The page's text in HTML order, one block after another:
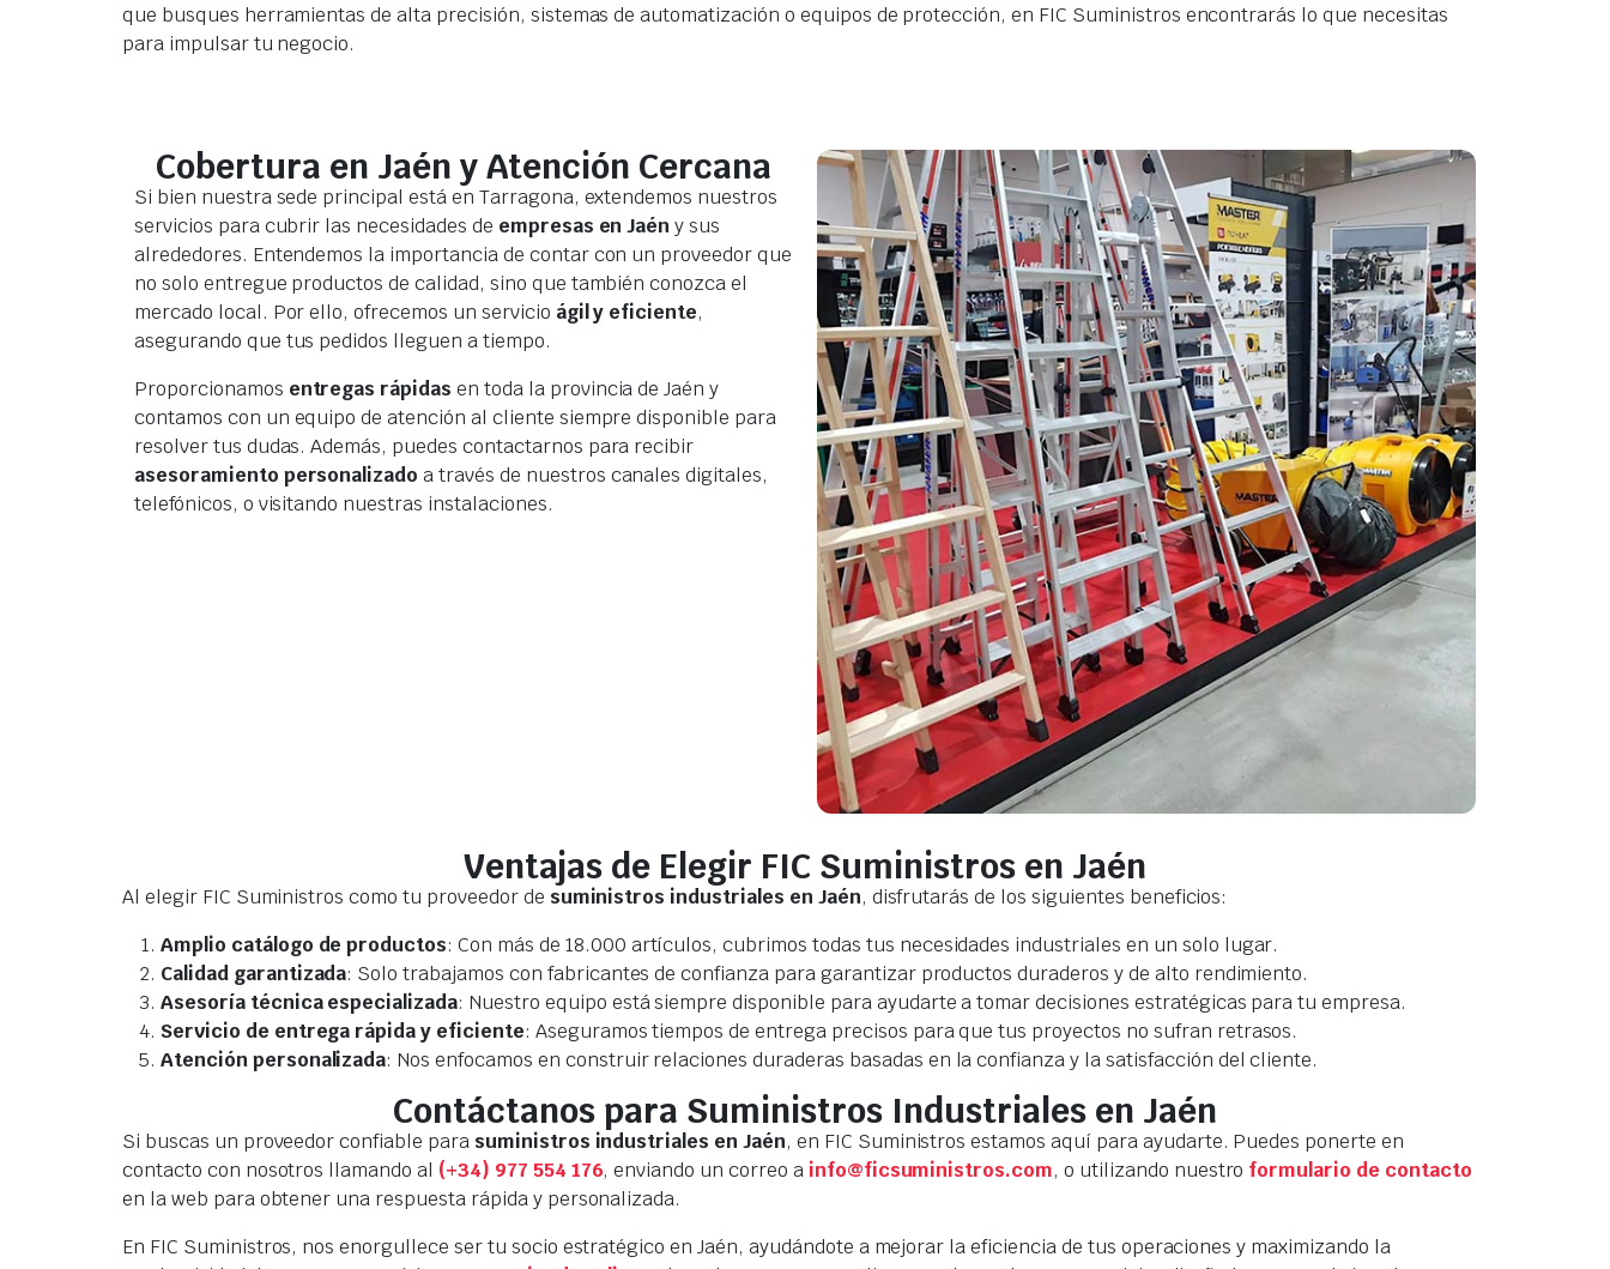
que busques herramientas de alta precisión, sistemas de automatización o equipos de protección, en FIC Suministros encontrarás lo que necesitas
para impulsar tu negocio.
Cobertura en Jaén y Atención Cercana
Si bien nuestra sede principal está en Tarragona, extendemos nuestros
servicios para cubrir las necesidades de empresas en Jaény sus
alrededores. Entendemos la importancia de contar con un proveedor que
no solo entregue productos de calidad, sino que también conozca el
mercado local. Por ello, ofrecemos un servicio ágil y eficiente,
asegurando que tus pedidos lleguen a tiempo.
Proporcionamos entregas rápidas en toda la provincia de Jaén y
contamos con un equipo de atención al cliente siempre disponible para
resolver tus dudas. Además, puedes contactarnos para recibir
asesoramiento personalizado a través de nuestros canales digitales,
telefónicos, o visitando nuestras instalaciones.
Ventajas de Elegir FIC Suministros en Jaén
Al elegir FIC Suministros como tu proveedor de suministros industriales en Jaén, disfrutarás de los siguientes beneficios:
Amplio catálogo de productos: Con más de 18.000 artículos, cubrimos todas tus necesidades industriales en un solo lugar.
Calidad garantizada: Solo trabajamos con fabricantes de confianza para garantizar productos duraderos y de alto rendimiento.
Asesoría técnica especializada: Nuestro equipo está siempre disponible para ayudarte a tomar decisiones estratégicas para tu empresa.
Servicio de entrega rápida y eficiente: Aseguramos tiempos de entrega precisos para que tus proyectos no sufran retrasos.
Atención personalizada: Nos enfocamos en construir relaciones duraderas basadas en la confianza y la satisfacción del cliente.
Contáctanos para Suministros Industriales en Jaén
Si buscas un proveedor confiable para suministros industriales en Jaén, en FIC Suministros estamos aquí para ayudarte. Puedes ponerte en
contacto con nosotros llamando al (+34) 977 554 176, enviando un correo a info@ficsuministros.com, o utilizando nuestro formulario de contacto
en la web para obtener una respuesta rápida y personalizada.
En FIC Suministros, nos enorgullece ser tu socio estratégico en Jaén, ayudándote a mejorar la eficiencia de tus operaciones y maximizando la